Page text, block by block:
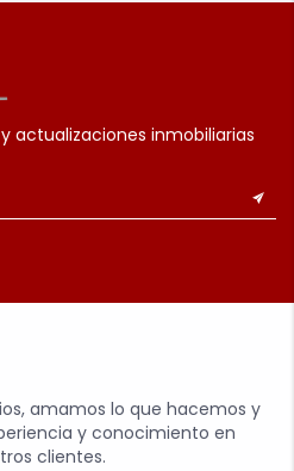
actualizaciones inmobiliarias
amamos lo que hacemos y
y conocimiento en
clientes.